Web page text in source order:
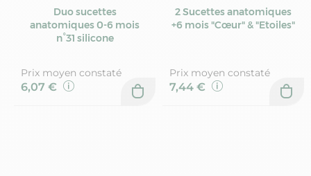
Duo sucettes
anatomiques 0-6 mois
n°31 silicone
Prix moyen constaté
6,07 €
2 Sucettes anatomiques
+6 mois "Cœur" & "Etoiles"
Prix moyen constaté
7,44 €